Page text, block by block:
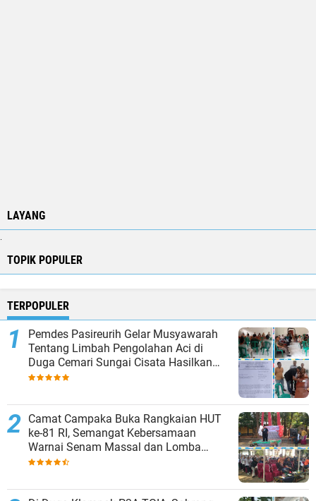
LAYANG
TOPIK POPULER
TERPOPULER
Pemdes Pasireurih Gelar Musyawarah
Tentang Limbah Pengolahan Aci di
Duga Cemari Sungai Cisata Hasilkan
Kesepakatan Tutup Sementara
Camat Campaka Buka Rangkaian HUT
ke-81 RI, Semangat Kebersamaan
Warnai Senam Massal dan Lomba
Karaoke Perangkat Desa